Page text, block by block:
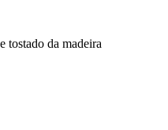
tostado da madeira